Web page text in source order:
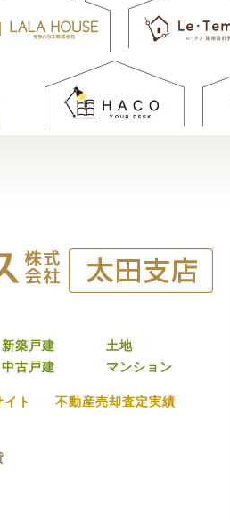
新築戸建
土地
中古戸建 マンション
ト
不動産売却査定実績